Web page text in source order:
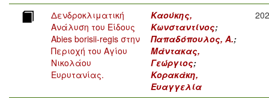
Δενδροκλιματική
Ανάλυση του Είδους
Abies borisii-regis στην
Περιοχή του Αγίου
Νικολάου
Ευρυτανίας.
Καούκης,
Κωνσταντίνος;
Παπαδόπουλος, Α.;
Μάντακας,
Γεώργιος;
Κορακάκη,
Ευαγγελία